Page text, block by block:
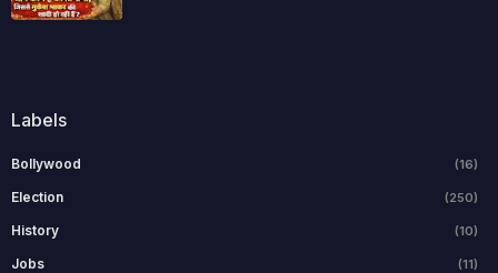
Labels
Bollywood (16)
Election (250)
History (10)
Jobs (11)